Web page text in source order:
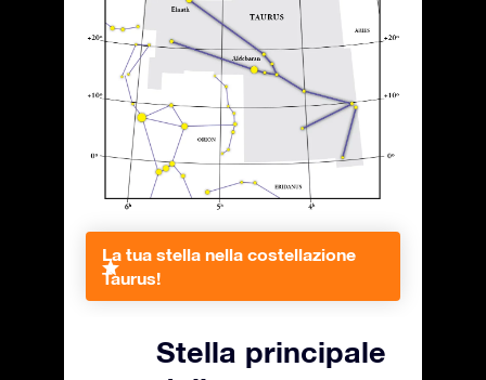
La tua stella nella costellazione
Taurus!
Stella principale